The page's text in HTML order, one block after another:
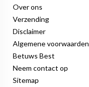
Over ons
Verzending
Disclaimer
Algemene voorwaarden
Betuws Best
Neem contact op
Sitemap